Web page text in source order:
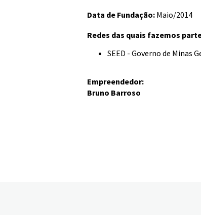
Data de Fundação: Maio/2014
Redes das quais fazemos
SEED - Governo de Minas
Empreendedor:
Bruno Barroso